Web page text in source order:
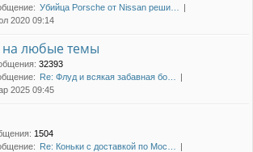
Убийца Porsche от Nissan реши…
2020 09:14
любые темы
: 32393
Re: Флуд и всякая забавная бо…
2025 09:45
: 1504
Re: Коньки с доставкой по Мос…